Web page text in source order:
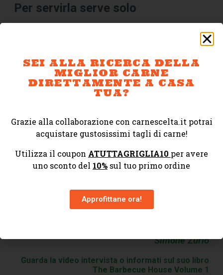
Per servirla serve solo
Sale (magari Maldon) pepe macinato fresco e un filo di
Simone Zurlo
Guarda la video intervista o informati sul suo libro
The Barbecue House Volume 1
SEI ALLA RICERCA DELLA
MIGLIOR CARNE
DIRETTAMENTE A CASA
TUA?
Grazie alla collaborazione con carnescelta.it potrai
acquistare gustosissimi tagli di carne!
Utilizza il coupon ATUTTAGRIGLIA10 per avere
uno sconto del 10% sul tuo primo ordine
Approfittane ora!